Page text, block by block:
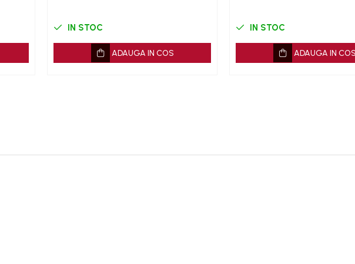
IN STOC
ADAUGA IN COS
IN STOC
ADAUGA IN COS